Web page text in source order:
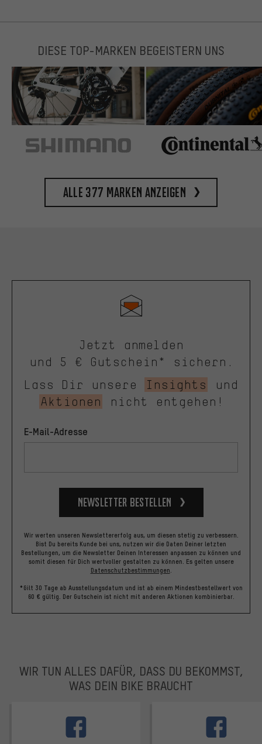
DIESE TOP-MARKEN BEGEISTERN UNS
Alle 377 Marken anzeigen
Jetzt anmelden
und 5 € Gutschein* sichern.
Lass Dir unsere
Insights
und
Aktionen
nicht entgehen!
E-Mail-Adresse
Newsletter bestellen
Wir werten unseren Newslettererfolg aus, um diesen stetig zu verbessern.
Bist Du bereits Kunde bei uns, nutzen wir die Daten Deiner letzten
Bestellungen, um die Newsletter Deinen Interessen anpassen zu können und
somit diesen für Dich wertvoller gestalten zu können. Es gelten unsere
Datenschutzbestimmungen
*Gilt 30 Tage ab Ausstellungsdatum und ist ab einem Mindestbestellwert von
60 € gültig. Der Gutschein ist nicht mit anderen Aktionen kombinierbar.
WIR TUN ALLES DAFÜR, DASS DU BEKOMMST,
WAS DEIN BIKE BRAUCHT